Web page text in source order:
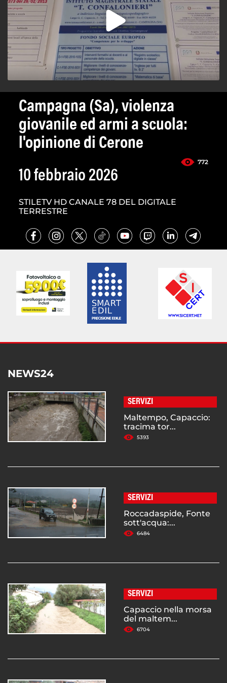
Campagna (Sa), violenza
giovanile ed armi a scuola:
l'opinione di Cerone
772
10 febbraio 2026
STILETV HD CANALE 78 DEL DIGITALE
TERRESTRE
NEWS24
SERVIZI
Maltempo, Capaccio:
tracima tor...
5393
SERVIZI
Roccadaspide, Fonte
sott'acqua:...
6484
SERVIZI
Capaccio nella morsa
del maltem...
6704